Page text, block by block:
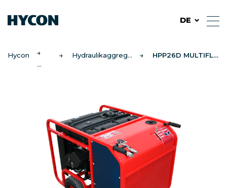
DE
Hycon Hydraulikaggregat HPP26D MULTIFLEX